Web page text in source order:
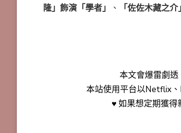
隆」飾演「學者」
、 「佐佐木藏之
本文會爆雷劇透
本站使用平台以Netflix
♥ 如果想定期獲